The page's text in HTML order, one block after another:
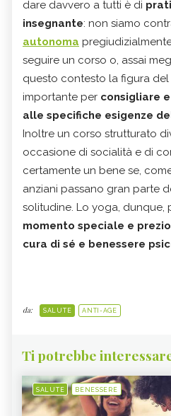
dare davvero a tutti è di
insegnante: non siamo
autonoma
seguire un corso o, assai
questo contesto la figura
importante per consigliare
alle specifiche esigenze
Inoltre un corso strutturato
occasione di socialità e di
certamente un bene se,
anziani passano gran parte
solitudine. Lo yoga, dunque,
momento speciale e
cura di sé e benessere
da: SALUTE ANTI-AGE
Ti potrebbe
SALUTE BENESSERE